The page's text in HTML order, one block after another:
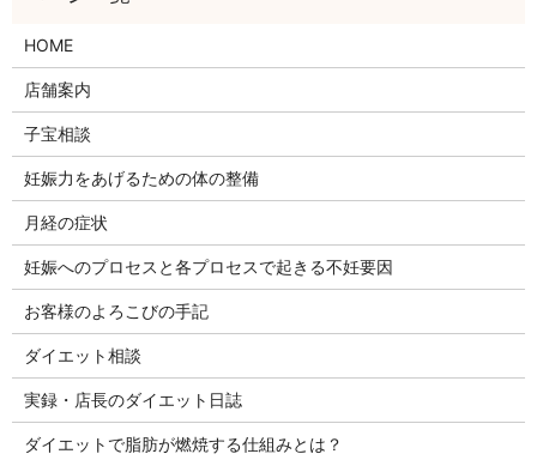
HOME
店舗案内
子宝相談
妊娠力をあげるための体の整備
月経の症状
妊娠へのプロセスと各プロセスで起きる不妊要因
お客様のよろこびの手記
ダイエット相談
実録・店長のダイエット日誌
ダイエットで脂肪が燃焼する仕組みとは？